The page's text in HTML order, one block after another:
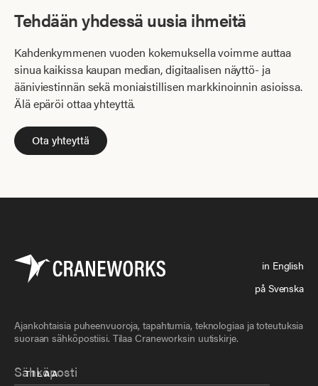
Tehdään yhdessä uusia ihmeitä
Kahdenkymmenen vuoden kokemuksella voimme auttaa
sinua kaikissa kaupan median, digitaalisen näyttö- ja
ääniviestinnän sekä moniaistillisen markkinoinnin asioissa.
Älä epäröi ottaa yhteyttä.
Ota yhteyttä
in English
på Svenska
Ajankohtaisia puheenvuoroja, tapahtumia, teknologiaa ja toteutuksia
suoraan sähköpostiisi. Tilaa Craneworksin uutiskirje.